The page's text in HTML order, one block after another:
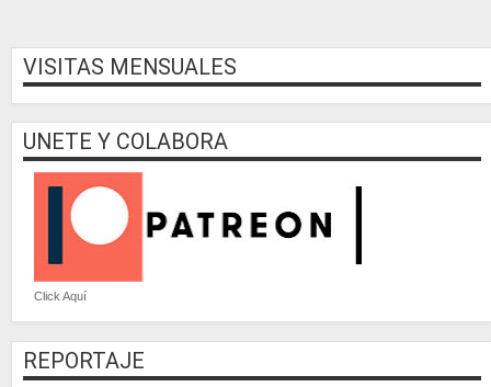
VISITAS MENSUALES
UNETE Y COLABORA
Click Aquí
REPORTAJE